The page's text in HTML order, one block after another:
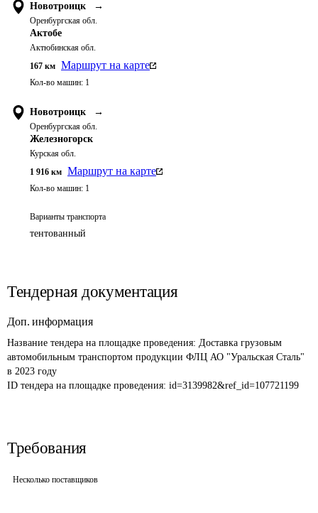
Новотроицк →
Оренбургская обл.
Актобе
Актюбинская обл.
167 км Маршрут на карте
Кол-во машин: 1
Новотроицк →
Оренбургская обл.
Железногорск
Курская обл.
1 916 км Маршрут на карте
Кол-во машин: 1
Варианты транспорта
тентованный
Тендерная документация
Доп. информация
Название тендера на площадке проведения: Доставка грузовым
автомобильным транспортом продукции ФЛЦ АО "Уральская Сталь"
в 2023 году
ID тендера на площадке проведения: id=3139982&ref_id=107721199
Требования
Несколько поставщиков